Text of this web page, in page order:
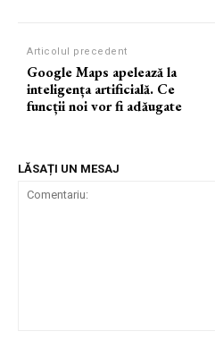
Articolul precedent
Google Maps apelează la
inteligența artificială. Ce
funcții noi vor fi adăugate
LĂSAȚI UN MESAJ